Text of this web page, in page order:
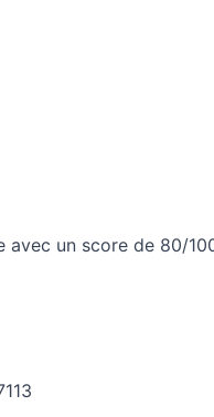
avec un score de 80/